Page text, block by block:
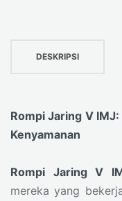
DESKRIPSI
Rompi Jaring V
Kenyamanan
Rompi Jaring V
mereka yang